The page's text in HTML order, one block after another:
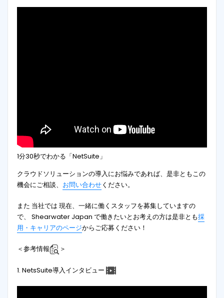
1分30秒でわかる「NetSuite」
クラウドソリューションの導入にお悩みであれば、是非ともこの
機会にご相談、 お問い合わせください。
また 当社では 現在、一緒に働くスタッフを募集していますの
で、 Shearwater Japan で働きたいとお考えの方は是非とも採
用・キャリアのページからご応募ください！
＜参考情報 ＞
1. NetsSuite導入インタビュー